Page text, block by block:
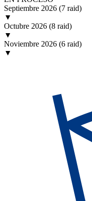
Septiembre 2026 (7 raid)
▼
Octubre 2026 (8 raid)
▼
Noviembre 2026 (6 raid)
▼